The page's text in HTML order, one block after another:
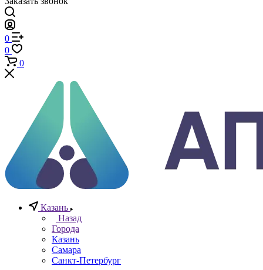
Телефоны
+7 (812) 640-40-13
8 800 777 20 78
+7 965 786 38 77
Заказать звонок
Казань